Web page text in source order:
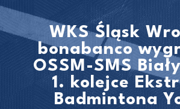
WKS Śląsk
bonabanco
OSSM-SMS
1. kolejce
Badmintona
Tabela
Wyniki
Terminarz
Partnerzy
I liga